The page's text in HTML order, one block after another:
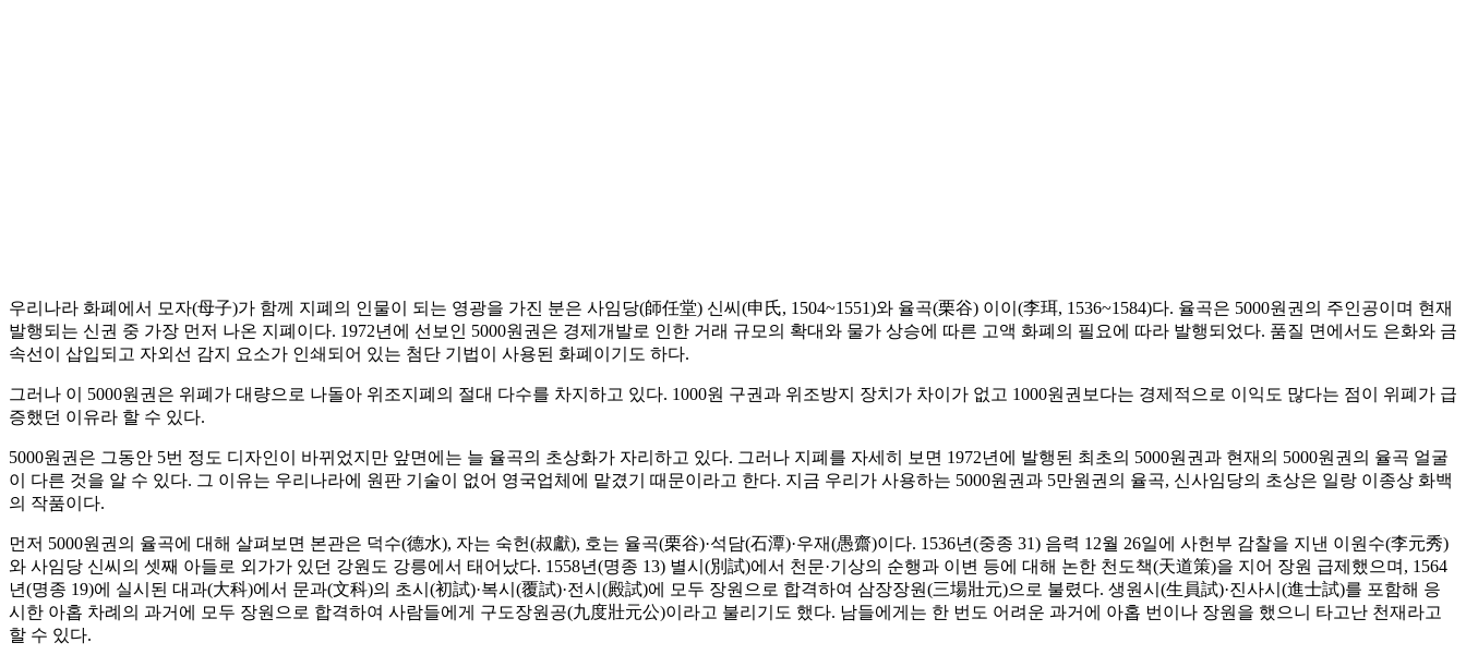
우리나라 화폐에서 모자(母子)가 함께 지폐의 인물이 되는 영광을 가진 분은 사임당(師任堂) 신씨(申氏, 1504~1551)와 율곡(栗谷) 이이(李珥, 1536~1584)다. 율곡은 5000원권의 주인공이며 현재
발행되는 신권 중 가장 먼저 나온 지폐이다. 1972년에 선보인 5000원권은 경제개발로 인한 거래 규모의 확대와 물가 상승에 따른 고액 화폐의 필요에 따라 발행되었다. 품질 면에서도 은화와 금
속선이 삽입되고 자외선 감지 요소가 인쇄되어 있는 첨단 기법이 사용된 화폐이기도 하다.
그러나 이 5000원권은 위폐가 대량으로 나돌아 위조지폐의 절대 다수를 차지하고 있다. 1000원 구권과 위조방지 장치가 차이가 없고 1000원권보다는 경제적으로 이익도 많다는 점이 위폐가 급
증했던 이유라 할 수 있다.
5000원권은 그동안 5번 정도 디자인이 바뀌었지만 앞면에는 늘 율곡의 초상화가 자리하고 있다. 그러나 지폐를 자세히 보면 1972년에 발행된 최초의 5000원권과 현재의 5000원권의 율곡 얼굴
이 다른 것을 알 수 있다. 그 이유는 우리나라에 원판 기술이 없어 영국업체에 맡겼기 때문이라고 한다. 지금 우리가 사용하는 5000원권과 5만원권의 율곡, 신사임당의 초상은 일랑 이종상 화백
의 작품이다.
먼저 5000원권의 율곡에 대해 살펴보면 본관은 덕수(德水), 자는 숙헌(叔獻), 호는 율곡(栗谷)·석담(石潭)·우재(愚齋)이다. 1536년(중종 31) 음력 12월 26일에 사헌부 감찰을 지낸 이원수(李元秀)
와 사임당 신씨의 셋째 아들로 외가가 있던 강원도 강릉에서 태어났다. 1558년(명종 13) 별시(別試)에서 천문·기상의 순행과 이변 등에 대해 논한 천도책(天道策)을 지어 장원 급제했으며, 1564
년(명종 19)에 실시된 대과(大科)에서 문과(文科)의 초시(初試)·복시(覆試)·전시(殿試)에 모두 장원으로 합격하여 삼장장원(三場壯元)으로 불렸다. 생원시(生員試)·진사시(進士試)를 포함해 응
시한 아홉 차례의 과거에 모두 장원으로 합격하여 사람들에게 구도장원공(九度壯元公)이라고 불리기도 했다. 남들에게는 한 번도 어려운 과거에 아홉 번이나 장원을 했으니 타고난 천재라고
할 수 있다.